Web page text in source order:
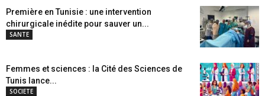
Première en Tunisie : une intervention
chirurgicale inédite pour sauver un...
SANTE
Femmes et sciences : la Cité des Sciences de
Tunis lance...
SOCIETE